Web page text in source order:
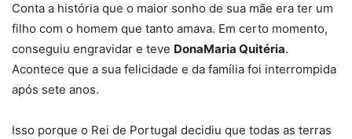
Conta a história que o maior sonho de sua mãe era ter um
filho com o homem que tanto amava. Em certo momento,
conseguiu engravidar e teve DonaMaria Quitéria.
Acontece que a sua felicidade e da família foi interrompida
após sete anos.
Isso porque o Rei de Portugal decidiu que todas as terras